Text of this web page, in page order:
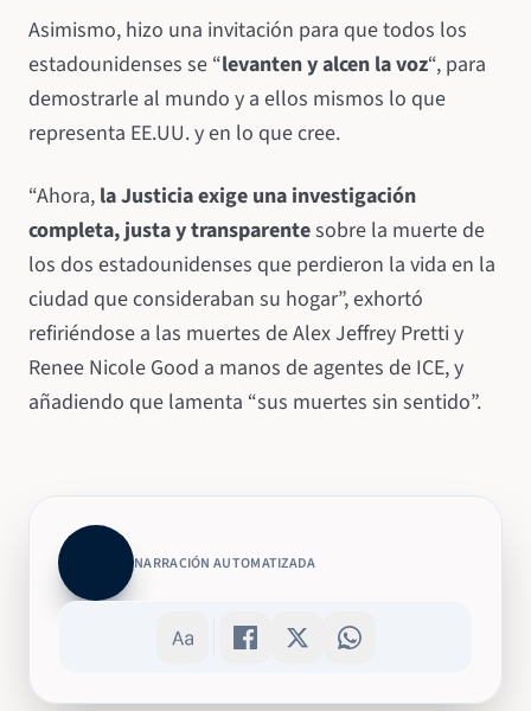
Asimismo, hizo una invitación para que todos los
estadounidenses se “levanten y alcen la voz“, para
demostrarle al mundo y a ellos mismos lo que
representa EE.UU. y en lo que cree.
“Ahora, la Justicia exige una investigación
completa, justa y transparentesobre la muerte de
los dos estadounidenses que perdieron la vida en la
ciudad que consideraban su hogar”, exhortó
refiriéndose a las muertes de Alex Jeffrey Pretti y
Renee Nicole Good a manos de agentes de ICE, y
añadiendo que lamenta “sus muertes sin sentido”.
NARRACIÓN AUTOMATIZADA